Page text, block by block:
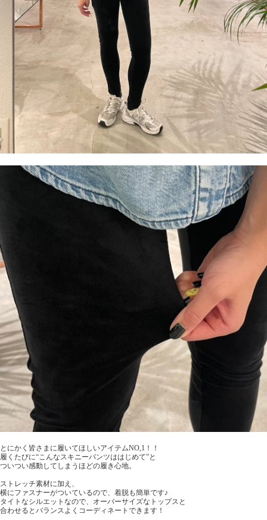
とにかく皆さまに履いてほしいアイテムNO,1！！
履くたびに“こんなスキニーパンツははじめて”と
ついつい感動してしまうほどの履き心地。
ストレッチ素材に加え、
横にファスナーがついているので、着脱も簡単です♪
タイトなシルエットなので、オーバーサイズなトップスと
合わせるとバランスよくコーディネートできます！